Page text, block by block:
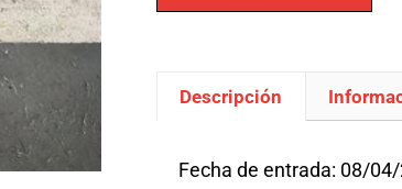
Descripción
Fecha de entrada: 08/